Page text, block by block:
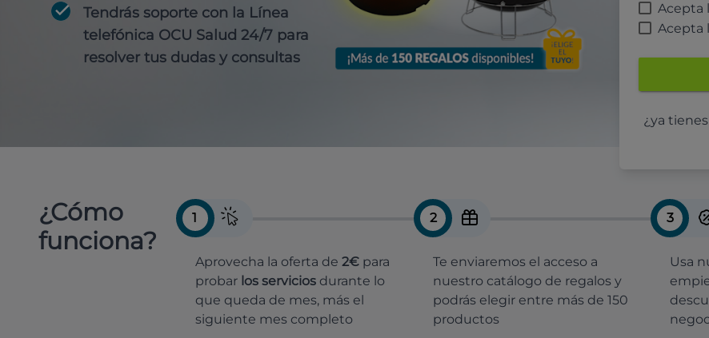
Tendrás soporte con la Línea
telefónica OCU Salud 24/7 para
resolver tus dudas y consultas
Acepta
Acepta
¿ya
¿Cómo
funciona?
1
Aprovecha la oferta de 2€ para
probar los servicios durante lo
que queda de mes, más el
siguiente mes completo
2
Te enviaremos el acceso a
nuestro catálogo de regalos y
podrás elegir entre más de 150
productos
3
Usa